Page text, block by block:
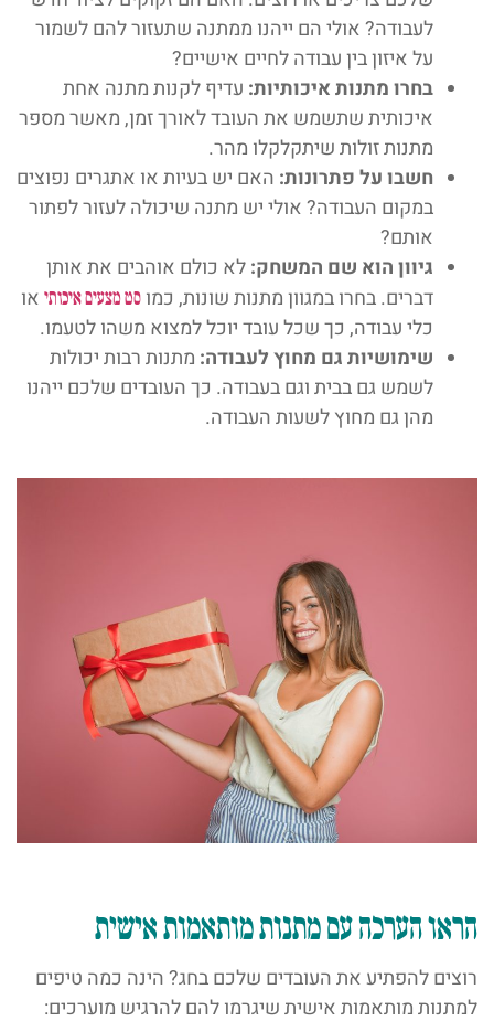
לעבודה? אולי הם ייהנו ממתנה שתעזור להם לשמור
על איזון בין עבודה לחיים אישיים?
בחרו מתנות איכותיות: עדיף לקנות מתנה אחת
איכותית שתשמש את העובד לאורך זמן, מאשר מספר
מתנות זולות שיתקלקלו מהר.
חשבו על פתרונות: האם יש בעיות או אתגרים נפוצים
במקום העבודה? אולי יש מתנה שיכולה לעזור לפתור
אותם?
גיוון הוא שם המשחק:לא כולם אוהבים את אותן
דברים. בחרו במגוון מתנות שונות, כמו סט מצעים איכותי או
כלי עבודה, כך שכל עובד יוכל למצוא משהו לטעמו.
שימושיות גם מחוץ לעבודה: מתנות רבות יכולות
לשמש גם בבית וגם בעבודה. כך העובדים שלכם ייהנו
מהן גם מחוץ לשעות העבודה.
הראו הערכה עם מתנות מותאמות אישית
רוצים להפתיע את העובדים שלכם בחג? הינה כמה טיפים
למתנות מותאמות אישית שיגרמו להם להרגיש מוערכים: